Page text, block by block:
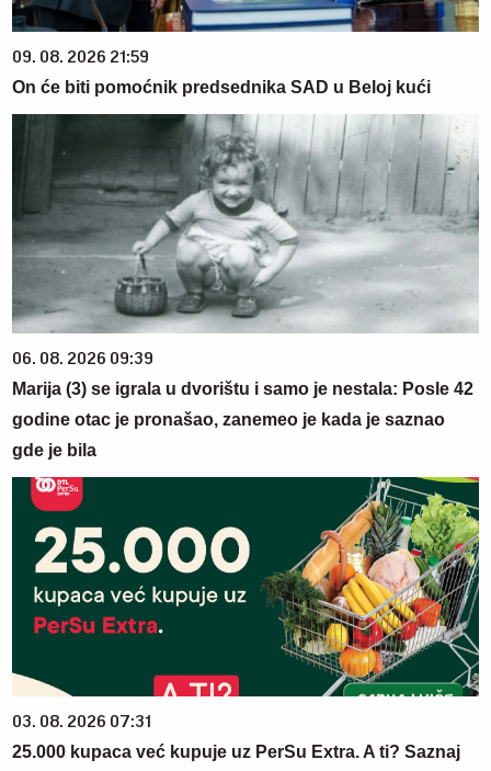
09. 08. 2026 21:59
On će biti pomoćnik predsednika SAD u Beloj kući
06. 08. 2026 09:39
Marija (3) se igrala u dvorištu i samo je nestala: Posle 42
godine otac je pronašao, zanemeo je kada je saznao
gde je bila
03. 08. 2026 07:31
25.000 kupaca već kupuje uz PerSu Extra. A ti? Saznaj